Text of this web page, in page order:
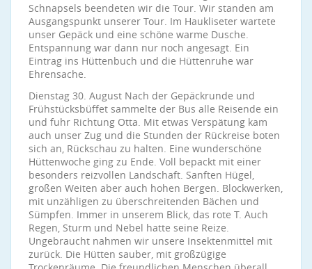
Schnapsels beendeten wir die Tour. Wir standen am
Ausgangspunkt unserer Tour. Im Haukliseter wartete
unser Gepäck und eine schöne warme Dusche.
Entspannung war dann nur noch angesagt. Ein
Eintrag ins Hüttenbuch und die Hüttenruhe war
Ehrensache.
Dienstag 30. August Nach der Gepäckrunde und
Frühstücksbüffet sammelte der Bus alle Reisende ein
und fuhr Richtung Otta. Mit etwas Verspätung kam
auch unser Zug und die Stunden der Rückreise boten
sich an, Rückschau zu halten. Eine wunderschöne
Hüttenwoche ging zu Ende. Voll bepackt mit einer
besonders reizvollen Landschaft. Sanften Hügel,
großen Weiten aber auch hohen Bergen. Blockwerken,
mit unzähligen zu überschreitenden Bächen und
Sümpfen. Immer in unserem Blick, das rote T. Auch
Regen, Sturm und Nebel hatte seine Reize.
Ungebraucht nahmen wir unsere Insektenmittel mit
zurück. Die Hütten sauber, mit großzügige